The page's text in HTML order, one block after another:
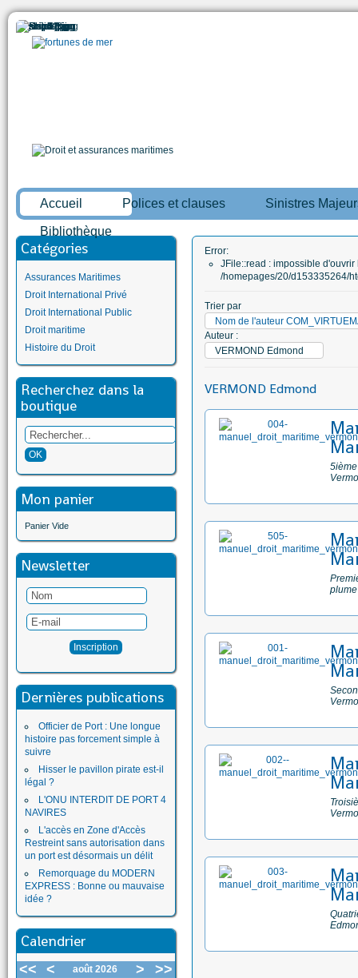
Accueil Polices et clauses Sinistres
Bibliothèque
Catégories
Assurances Maritimes
Droit International Privé
Droit International Public
Droit maritime
Histoire du Droit
Recherchez dans la
boutique
Mon panier
Panier Vide
Newsletter
Dernières publications
Officier de Port : Une longue
histoire pas forcement simple à
suivre
Hisser le pavillon pirate est-il
légal ?
L'ONU INTERDIT DE PORT 4
NAVIRES
L'accès en Zone d'Accès
Restreint sans autorisation dans
un port est désormais un délit
Remorquage du MODERN
EXPRESS : Bonne ou mauvaise
idée ?
Calendrier
<< < août 2026 > >>
Error:
JFile::read : impossible d'ouvrir
/homepages/20/d153335264/
Trier par
Nom de l'auteur
Auteur :
VERMOND Edmond
VERMOND Edmond